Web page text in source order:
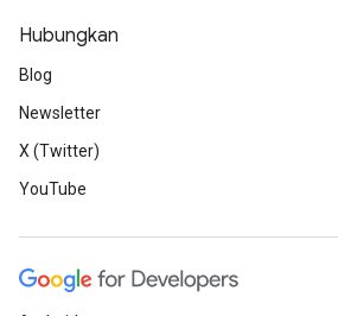
Hubungkan
Blog
Newsletter
X (Twitter)
YouTube